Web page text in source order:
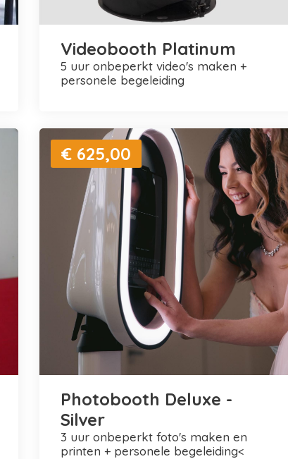
Videobooth Platinum
5 uur onbeperkt video's maken +
personele begeleiding
€ 625,00
Photobooth Deluxe -
Silver
3 uur onbeperkt foto's maken en
printen + personele begeleiding<